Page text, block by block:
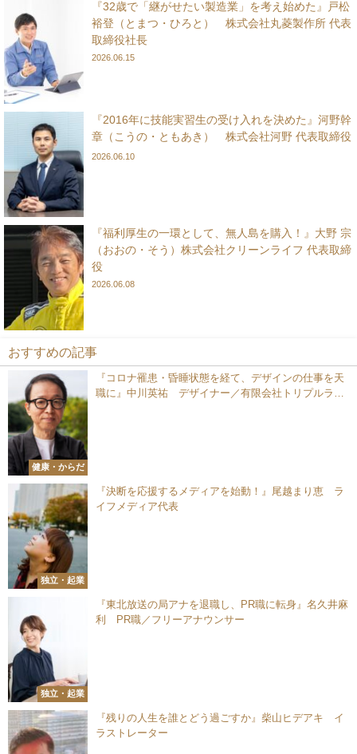
『32歳で「継がせたい製造業」を考え始めた』戸松
裕登（とまつ・ひろと） 株式会社丸菱製作所 代表
取締役社長
2026.06.15
『2016年に技能実習生の受け入れを決めた』河野幹
章（こうの・ともあき） 株式会社河野 代表取締役
2026.06.10
『福利厚生の一環として、無人島を購入！』大野 宗
（おおの・そう）株式会社クリーンライフ 代表取締
役
2026.06.08
おすすめの記事
健康・からだ
『コロナ罹患・昏睡状態を経て、デザインの仕事を天
職に』中川英祐 デザイナー／有限会社トリプルライ
独立・起業
『決断を応援するメディアを始動！』尾越まり恵 ラ
イフメディア代表
独立・起業
『東北放送の局アナを退職し、PR職に転身』名久井麻
利 PR職／フリーアナウンサー
『残りの人生を誰とどう過ごすか』柴山ヒデアキ イ
ラストレーター